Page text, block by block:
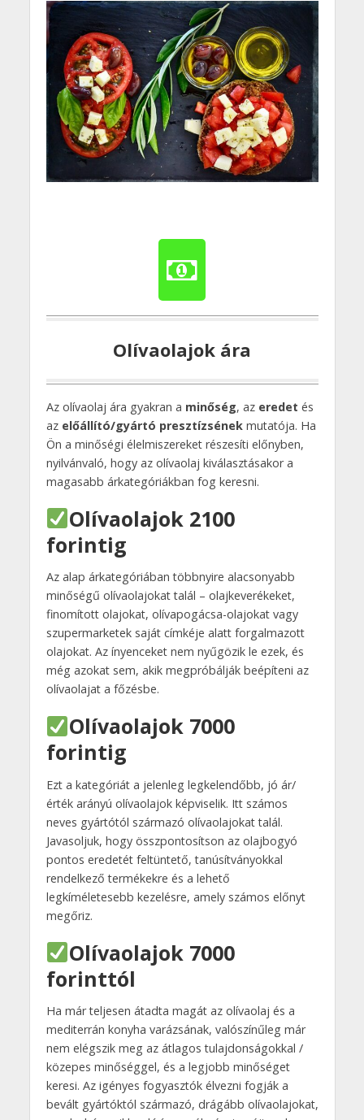
Olívaolajok ára
Az olívaolaj ára gyakran a minőség, az eredet és
az előállító/gyártó presztízsénekmutatója. Ha
Ön a minőségi élelmiszereket részesíti előnyben,
nyilvánvaló, hogy az olívaolaj kiválasztásakor a
magasabb árkategóriákban fog keresni.
Olívaolajok 2100
forintig
Az alap árkategóriában többnyire alacsonyabb
minőségű olívaolajokat talál – olajkeverékeket,
finomított olajokat, olívapogácsa-olajokat vagy
szupermarketek saját címkéje alatt forgalmazott
olajokat. Az ínyenceket nem nyűgözik le ezek, és
még azokat sem, akik megpróbálják beépíteni az
olívaolajat a főzésbe.
Olívaolajok 7000
forintig
Ezt a kategóriát a jelenleg legkelendőbb, jó ár/
érték arányú olívaolajok képviselik. Itt számos
neves gyártótól származó olívaolajokat talál.
Javasoljuk, hogy összpontosítson az olajbogyó
pontos eredetét feltüntető, tanúsítványokkal
rendelkező termékekre és a lehető
legkíméletesebb kezelésre, amely számos előnyt
megőriz.
Olívaolajok 7000
forinttól
Ha már teljesen átadta magát az olívaolaj és a
mediterrán konyha varázsának, valószínűleg már
nem elégszik meg az átlagos tulajdonságokkal /
közepes minőséggel, és a legjobb minőséget
keresi. Az igényes fogyasztók élvezni fogják a
bevált gyártóktól származó, drágább olívaolajokat,